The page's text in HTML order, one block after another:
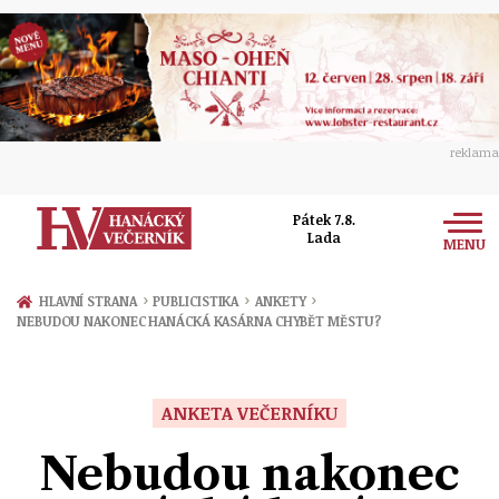
reklama
Pátek 7.8.
Lada
MENU
Zprávy
Přerov
Ekonomika
Ženy
Sport
HLAVNÍ STRANA › PUBLICISTIKA › ANKETY ›
NEBUDOU NAKONEC HANÁCKÁ KASÁRNA CHYBĚT MĚSTU?
ANKETA VEČERNÍKU
Nebudou nakonec